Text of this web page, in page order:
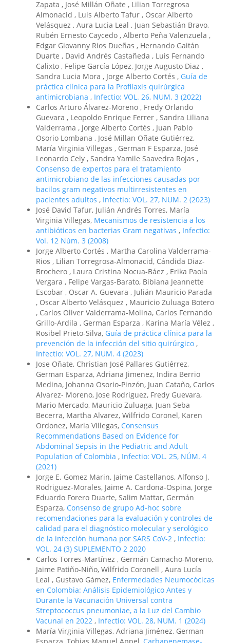
Zapata , José Millán Oñate , Lilian Torregrosa
Almonacid , Luis Alberto Tafur , Oscar Alberto
Velásquez , Aura Lucia Leal , Juan Sebastián Bravo,
Rubén Ernesto Caycedo , Alberto Peña Valenzuela ,
Edgar Giovanny Rios Dueñas , Hernando Gaitán
Duarte , David Andrés Castañeda , Luis Fernando
Calixto , Felipe García López, Jorge Augusto Diaz ,
Sandra Lucia Mora , Jorge Alberto Cortés , Guía de
práctica clínica para la Profilaxis quirúrgica
antimicrobiana , Infectio: VOL. 26, NUM. 3 (2022)
Carlos Arturo Álvarez-Moreno , Fredy Orlando
Guevara , Leopoldo Enrique Ferrer , Sandra Liliana
Valderrama , Jorge Alberto Cortés , Juan Pablo
Osorio Lombana , José Millan Oñate Gutiérrez,
María Virginia Villegas , German F Esparza, José
Leonardo Cely , Sandra Yamile Saavedra Rojas ,
Consenso de expertos para el tratamiento
antimicrobiano de las infecciones causadas por
bacilos gram negativos multirresistentes en
pacientes adultos , Infectio: VOL. 27, NUM. 2 (2023)
José David Tafur, Julián Andrés Torres, María
Virginia Villegas, Mecanismos de resistencia a los
antibióticos en bacterias Gram negativas , Infectio:
Vol. 12 Núm. 3 (2008)
Jorge Alberto Cortés , Martha Carolina Valderrama-
Rios , Lilian Torregrosa-Almonacid, Cándida Diaz-
Brochero , Laura Cristina Nocua-Báez , Erika Paola
Vergara , Felipe Vargas-Barato, Bibiana Jeannette
Escobar , Oscar A. Guevara , Julián Mauricio Parada
, Oscar Alberto Velásquez , Mauricio Zuluaga Botero
, Carlos Oliver Valderrama-Molina, Carlos Fernando
Grillo-Ardila , German Esparza , Karina María Vélez ,
Rosibel Prieto-Silva, Guía de práctica clínica para la
prevención de la infección del sitio quirúrgico ,
Infectio: VOL. 27, NUM. 4 (2023)
Jose Oñate, Christian José Pallares Gutiérrez,
German Esparza, Adriana Jimenez, Indira Berrio
Medina, Johanna Osorio-Pinzón, Juan Cataño, Carlos
Alvarez- Moreno, Jose Rodriguez, Fredy Guevara,
Mario Mercado, Mauricio Zuluaga, Juan Seba
Becerra, Martha Alvarez, Wilfrido Coronel, Karen
Ordonez, Maria Villegas, Consensus
Recommendations Based on Evidence for
Abdominal Sepsis in the Pediatric and Adult
Population of Colombia , Infectio: VOL. 25, NÚM. 4
(2021)
Jorge E. Gomez Marin, Jaime Castellanos, Alfonso J.
Rodriguez-Morales, Jaime A. Cardona-Ospina, Jorge
Eduardo Forero Duarte, Salim Mattar, Germán
Esparza, Consenso de grupo Ad-hoc sobre
recomendaciones para la evaluación y controles de
calidad para el diagnóstico molecular y serológico
de la infección humana por SARS CoV-2 , Infectio:
VOL. 24 (3) SUPLEMENTO 2 2020
Carlos Torres-Martínez , Germán Camacho-Moreno,
Jaime Patiño-Niño, Wilfrido Coronell , Aura Lucía
Leal , Gustavo Gámez, Enfermedades Neumocócicas
en Colombia: Análisis Epidemiológico Antes y
Durante la Vacunación Universal contra
Streptococcus pneumoniae, a la Luz del Cambio
Vacunal en 2022 , Infectio: VOL. 28, NUM. 1 (2024)
María Virginia Villegas, Adriana Jiménez, German
Esparza, Tobias Manuel Appel, Carbapenemase-